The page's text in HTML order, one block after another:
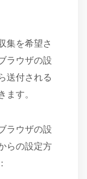
集を希望さ
ラウザの設
送付される
ます。
ラウザの設
らの設定方